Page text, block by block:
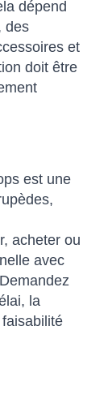
dépend
des
et
doit être
est une
acheter ou
avec
la